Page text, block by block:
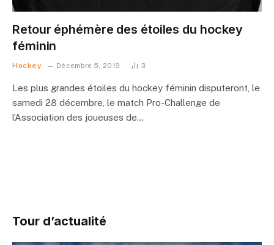
Retour éphémère des étoiles du hockey
féminin
Hockey Décembre 5, 2019 3
Les plus grandes étoiles du hockey féminin disputeront, le
samedi 28 décembre, le match Pro-Challenge de
l’Association des joueuses de…
Tour d’actualité